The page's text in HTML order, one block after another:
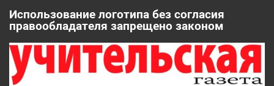
Использование логотипа без согласия
правообладателя запрещено законом